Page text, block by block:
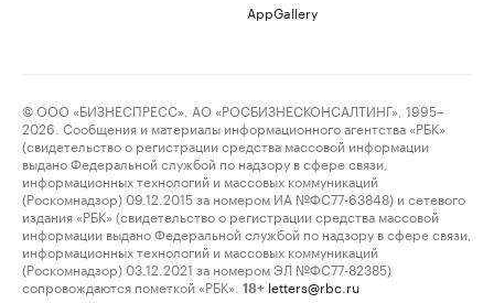
AppGallery
© ООО «БИЗНЕСПРЕСС», АО «РОСБИЗНЕСКОНСАЛТИНГ», 1995–
2026. Сообщения и материалы информационного агентства «РБК»
(свидетельство о регистрации средства массовой информации
выдано Федеральной службой по надзору в сфере связи,
информационных технологий и массовых коммуникаций
(Роскомнадзор) 09.12.2015 за номером ИА №ФС77-63848) и сетевого
издания «РБК» (свидетельство о регистрации средства массовой
информации выдано Федеральной службой по надзору в сфере связи,
информационных технологий и массовых коммуникаций
(Роскомнадзор) 03.12.2021 за номером ЭЛ №ФС77-82385)
сопровождаются пометкой «РБК».
18+ letters@rbc.ru